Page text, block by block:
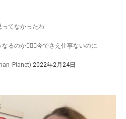
ってなかったわ
るのか🤦🏼‍♀️今でさえ仕事ないのに
2022年2月24日